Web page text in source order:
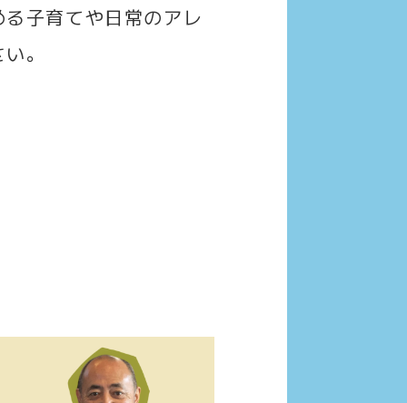
子育てや日常のアレ
。